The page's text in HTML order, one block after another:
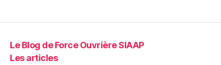
Le Blog de Force Ouvrière SIAAP
Les articles